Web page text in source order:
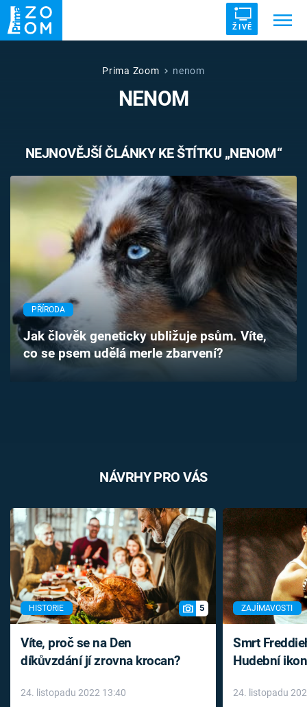
ŽIVĚ
UFO
VETŘELCI DÁVNOVĚKU
Témata
Pořady
TV Program
Časopis
Sledujte prima+
Prima Zoom nenom
NENOM
NEJNOVĚJŠÍ ČLÁNKY KE ŠTÍTKU „NENOM“
PŘÍRODA
Jak člověk geneticky ubližuje psům. Víte,
co se psem udělá merle zbarvení?
NÁVRHY PRO VÁS
HISTORIE 5
Víte, proč se na Den
díkůvzdání jí zrovna krocan?
24. listopadu 2022 13:40
ZAJÍMAVOSTI
Smrt
Hudební
léky
24. listopadu